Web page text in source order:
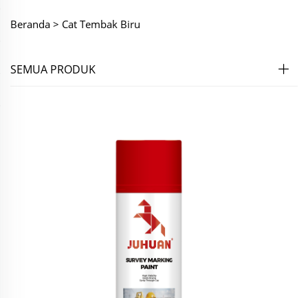
Beranda > Cat Tembak Biru
SEMUA PRODUK